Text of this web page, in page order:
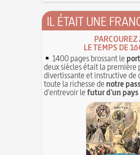
IL ÉTAIT UNE
LE TEMPS DE
1400 pages brossant le
deux siècles était la première
divertissante et instructive de
toute la richesse denotre
d'entrevoir lefutur d'un